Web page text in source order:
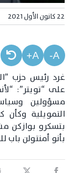
من نحن
البحث
22 كانون الأول 2021
A-
A+
غرد رئيس حزب
على “تويتر”:
مسؤولين
التمويلية وكأن
بتسكرو بوازكن
بأنو أمنتولن